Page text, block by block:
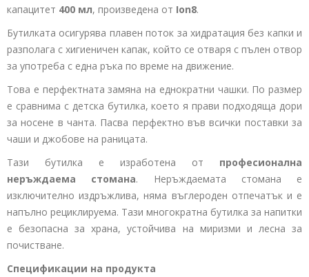
капацитет 400 мл, произведена от Ion8.
Бутилката осигурява плавен поток за хидратация без капки и
разполага с хигиеничен капак, който се отваря с пълен отвор
за употреба с една ръка по време на движение.
Това е перфектната замяна на еднократни чашки. По размер
е сравнима с детска бутилка, което я прави подходяща дори
за носене в чанта. Пасва перфектно във всички поставки за
чаши и джобове на раницата.
Тази бутилка е изработена от професионална
неръждаема стомана. Неръждаемата стомана е
изключително издръжлива, няма въглероден отпечатък и е
напълно рециклируема. Тази многократна бутилка за напитки
е безопасна за храна, устойчива на миризми и лесна за
почистване.
Спецификации на продукта